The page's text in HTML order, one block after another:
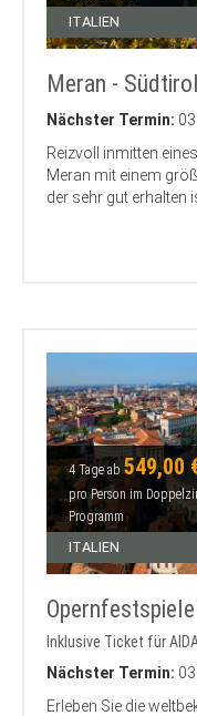
ITALIEN
Meran -
Nächster Termin:
Reizvoll inmitten
Meran mit einem
der sehr gut erhalten
4 Tage ab 549,00
pro Person im
Programm
ITALIEN
Inklusive Ticket für AIDA
Nächster Termin:
Erleben Sie die